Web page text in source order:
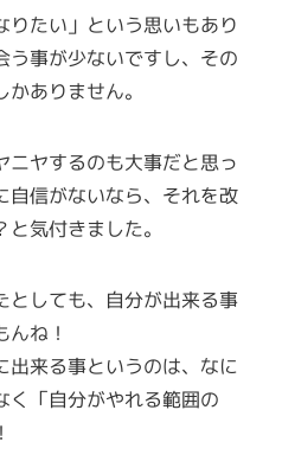
りたい」という思いもあり
う事が少ないですし、その
ありません。
ニヤするのも大事だと思っ
自信がないなら、それを改
気付きました。
としても、自分が出来る事
ね！
出来る事というのは、なに
く「自分がやれる範囲の